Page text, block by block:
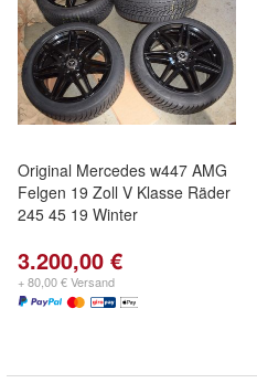
Original Mercedes w447 AMG
Felgen 19 Zoll V Klasse Räder
245 45 19 Winter
3.200,00 €
+ 80,00 € Versand